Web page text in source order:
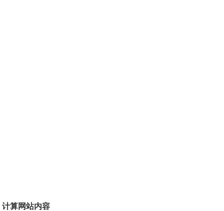
计算网站内容